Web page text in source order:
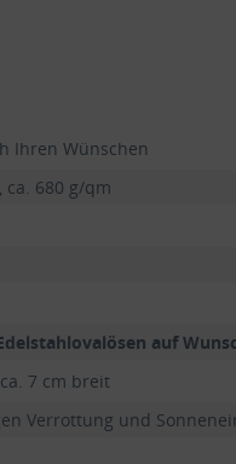
Ihren Wünschen
ca. 680 g/qm
auf
7 cm breit
Verrottung und